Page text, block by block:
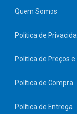
Quem Somos
Política de
Política de Preços
Política de Compra
Política de Entrega